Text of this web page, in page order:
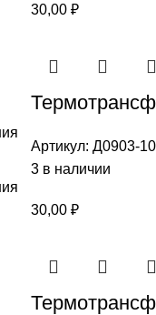
30,00 ₽
Артикул: Д0903-
3 в наличии
30,00 ₽